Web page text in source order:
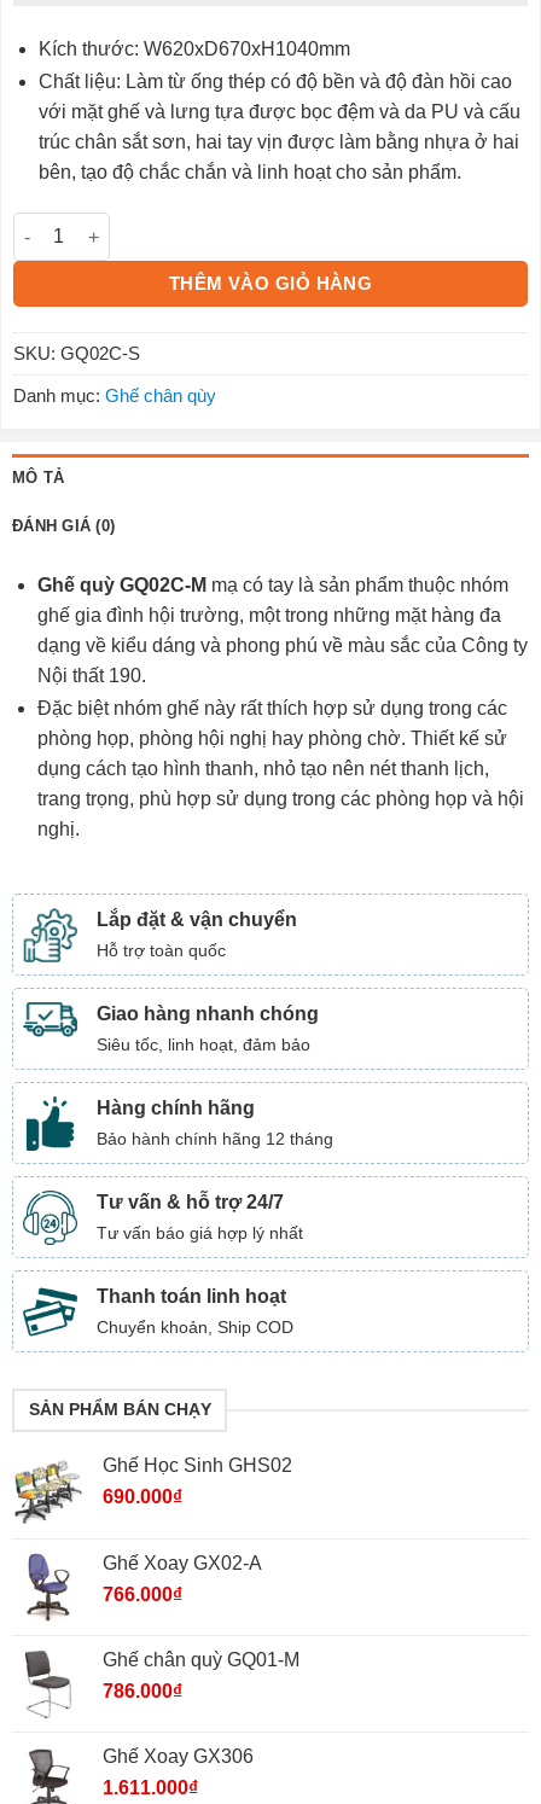
Kích thước: W620xD670xH1040mm
Chất liệu: Làm từ ống thép có độ bền và độ đàn hồi cao
với mặt ghế và lưng tựa được bọc đệm và da PU và cấu
trúc chân sắt sơn, hai tay vịn được làm bằng nhựa ở hai
bên, tạo độ chắc chắn và linh hoạt cho sản phẩm.
Ghế chân quỳ GQ02C-S số lượng
THÊM VÀO GIỎ HÀNG
SKU: GQ02C-S
Danh mục: Ghế chân qùy
MÔ TẢ
ĐÁNH GIÁ (0)
Ghế quỳ GQ02C-M mạ có tay là sản phẩm thuộc nhóm
ghế gia đình hội trường, một trong những mặt hàng đa
dạng về kiểu dáng và phong phú về màu sắc của Công ty
Nội thất 190.
Đặc biệt nhóm ghế này rất thích hợp sử dụng trong các
phòng họp, phòng hội nghị hay phòng chờ. Thiết kế sử
dụng cách tạo hình thanh, nhỏ tạo nên nét thanh lịch,
trang trọng, phù hợp sử dụng trong các phòng họp và hội
nghị.
Lắp đặt & vận chuyển
Hỗ trợ toàn quốc
Giao hàng nhanh chóng
Siêu tốc, linh hoạt, đảm bảo
Hàng chính hãng
Bảo hành chính hãng 12 tháng
Tư vấn & hỗ trợ 24/7
Tư vấn báo giá hợp lý nhất
Thanh toán linh hoạt
Chuyển khoản, Ship COD
SẢN PHẨM BÁN CHẠY
Ghế Học Sinh GHS02
690.000₫
Ghế Xoay GX02-A
766.000₫
Ghế chân quỳ GQ01-M
786.000₫
Ghế Xoay GX306
1.611.000₫